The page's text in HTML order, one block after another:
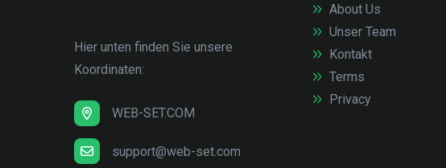
Hier unten finden Sie unsere
Koordinaten:
WEB-SET.COM
support@web-set.com
About Us
Unser Team
Kontakt
Terms
Privacy